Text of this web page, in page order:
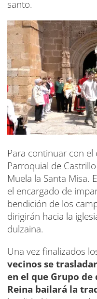
santo.
Para continuar con
Parroquial de
Muela la Santa Misa.
el encargado de
bendición de los
dirigirán hacia la
dulzaina.
Una vez finalizados
vecinos se
en el que Grupo de
Reina bailará la